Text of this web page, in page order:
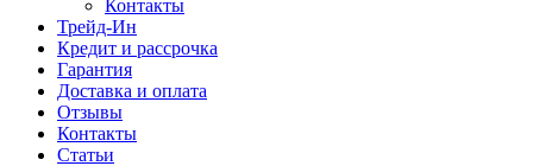
Контакты
Трейд-Ин
Кредит и рассрочка
Гарантия
Доставка и оплата
Отзывы
Контакты
Статьи